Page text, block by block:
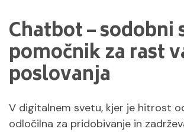
Chatbot – sodobni
pomočnik za rast
poslovanja
V digitalnem svetu, kjer je hitrost
odločilna za pridobivanje in